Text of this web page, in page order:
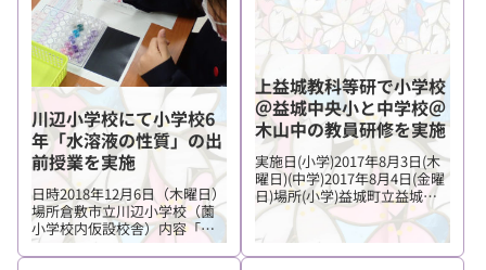
川辺小学校にて小学校6
年「水溶液の性質」の出
前授業を実施
日時2018年12月6日（木曜日）
場所倉敷市立川辺小学校（薗
小学校内仮設校舎）内容「水
溶液の性質（マローブルーの
指示薬）」小学校6年生 2ク
上益城教科等研で小学校
＠益城中央小と中学校＠
木山中の教員研修を実施
実施日(小学)2017年8月3日(木
曜日)(中学)2017年8月4日(金曜
日)場所(小学)益城町立益城中
央小学校(中学)益城町立木山中
学校担当貞光千春、大崎章
弘、里浩彰、榎戸三智子提供
物品回路カードセット、空気